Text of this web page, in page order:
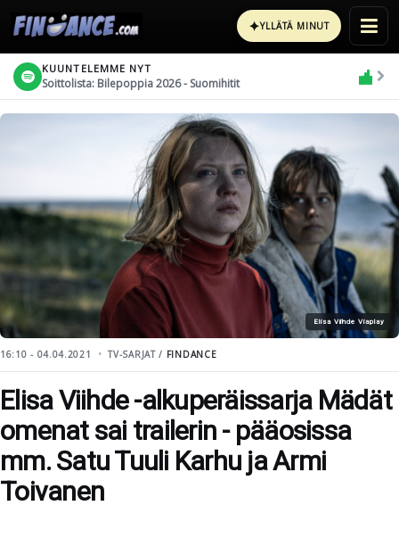
✦YLLÄTÄ MINUT
KUUNTELEMME NYT
Soittolista: Bilepoppia 2026 - Suomihitit
Elisa Viihde Viaplay
16:10 - 04.04.2021 TV-SARJAT / FINDANCE
Elisa Viihde -alkuperäissarja Mädät
omenat sai trailerin - pääosissa
mm. Satu Tuuli Karhu ja Armi
Toivanen